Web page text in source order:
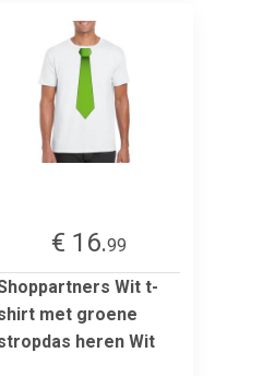
€ 16.99
Wit t-
met groene
heren Wit